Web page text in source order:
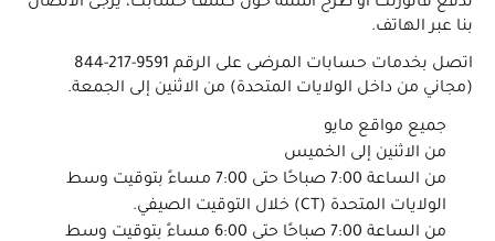
بنا عبر الهاتف.
اتصل بخدمات حسابات المرضى على الرقم ‎844-217-9591
(مجاني من داخل الولايات المتحدة) من الاثنين إلى الجمعة.
جميع مواقع مايو
من الاثنين إلى الخميس
من الساعة 7:00 صباحًا حتى 7:00 مساءً بتوقيت وسط
الولايات المتحدة (CT) خلال التوقيت الصيفي.
من الساعة 7:00 صباحًا حتى 6:00 مساءً بتوقيت وسط